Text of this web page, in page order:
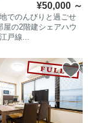
¥50,000 ～
でのんびりと過ごせ
屋の2階建シェアハウ
戸線...